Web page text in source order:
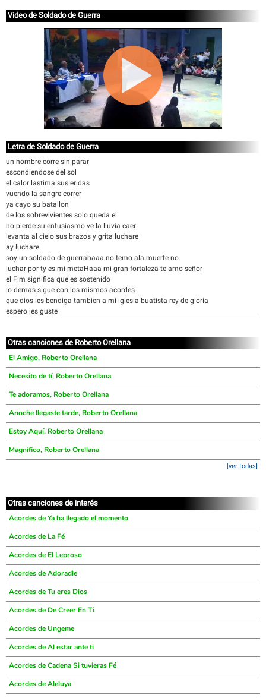
Video de Soldado de Guerra
Letra de Soldado de Guerra
un hombre corre sin parar
escondiendose del sol
el calor lastima sus eridas
vuendo la sangre correr
ya cayo su batallon
de los sobrevivientes solo queda el
no pierde su entusiasmo ve la lluvia caer
levanta al cielo sus brazos y grita luchare
ay luchare
soy un soldado de guerrahaaa no temo ala muerte no
luchar por ty es mi metaHaaa mi gran fortaleza te amo señor
el F:m significa que es sostenido
lo demas sigue con los mismos acordes
que dios les bendiga tambien a mi iglesia buatista rey de gloria
espero les guste
Otras canciones de Roberto Orellana
El Amigo, Roberto Orellana
Necesito de tí, Roberto Orellana
Te adoramos, Roberto Orellana
Anoche llegaste tarde, Roberto Orellana
Estoy Aquí, Roberto Orellana
Magnífico, Roberto Orellana
[ver todas]
Otras canciones de interés
Acordes de Ya ha llegado el momento
Acordes de La Fé
Acordes de El Leproso
Acordes de Adoradle
Acordes de Tu eres Dios
Acordes de De Creer En Ti
Acordes de Ungeme
Acordes de Al estar ante ti
Acordes de Cadena Si tuvieras Fé
Acordes de Aleluya